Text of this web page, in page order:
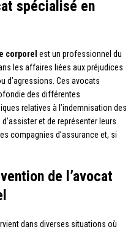
spécialisé en
corporel est un professionnel du
les affaires liées aux préjudices
d’agressions. Ces avocats
des différentes
relatives à l’indemnisation des
et de représenter leurs
compagnies d’assurance et, si
de l’avocat
dans diverses situations où